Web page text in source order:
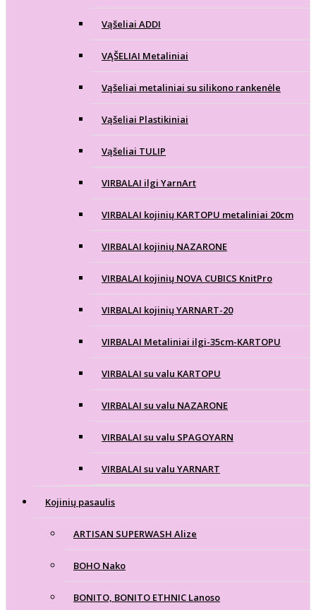
Vąšeliai ADDI
VĄŠELIAI Metaliniai
Vąšeliai metaliniai su silikono rankenėle
Vąšeliai Plastikiniai
Vąšeliai TULIP
VIRBALAI ilgi YarnArt
VIRBALAI kojinių KARTOPU metaliniai 20cm
VIRBALAI kojinių NAZARONE
VIRBALAI kojinių NOVA CUBICS KnitPro
VIRBALAI kojinių YARNART-20
VIRBALAI Metaliniai ilgi-35cm-KARTOPU
VIRBALAI su valu KARTOPU
VIRBALAI su valu NAZARONE
VIRBALAI su valu SPAGOYARN
VIRBALAI su valu YARNART
Kojinių pasaulis
ARTISAN SUPERWASH Alize
BOHO Nako
BONITO, BONITO ETHNIC Lanoso